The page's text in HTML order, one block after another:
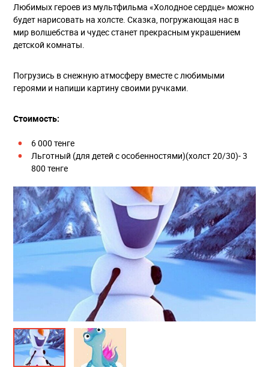
Любимых героев из мультфильма «Холодное сердце» можно
будет нарисовать на холсте. Сказка, погружающая нас в
мир волшебства и чудес станет прекрасным украшением
детской комнаты.
Погрузись в снежную атмосферу вместе с любимыми
героями и напиши картину своими ручками.
Стоимость:
6 000 тенге
Льготный (для детей с особенностями)(холст 20/30)- 3
800 тенге